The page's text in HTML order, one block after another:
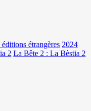
étrangères 2024
2 La Bête 2 : La Bèstia 2